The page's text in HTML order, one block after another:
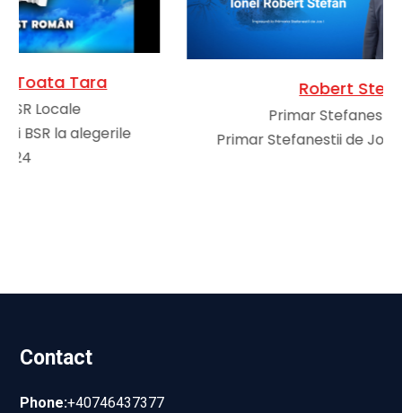
Primar Stefanestii de Jos
Primar Stefanestii de Jos Robert Stefan
Contact
Phone:+40746437377